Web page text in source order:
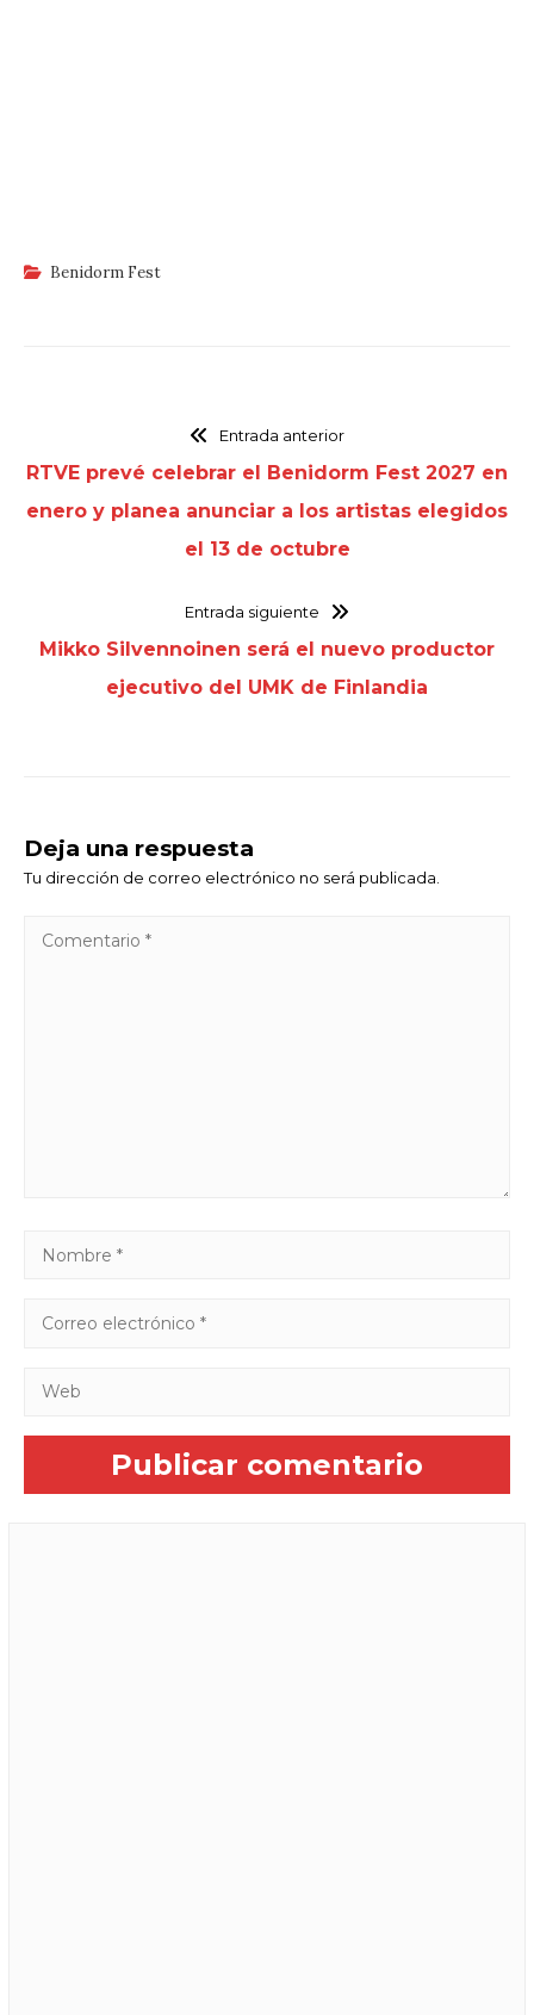
Benidorm Fest
Entrada anterior
RTVE prevé celebrar el Benidorm Fest 2027 en
enero y planea anunciar a los artistas elegidos
el 13 de octubre
Entrada siguiente
Mikko Silvennoinen será el nuevo productor
ejecutivo del UMK de Finlandia
Deja una respuesta
Tu dirección de correo electrónico no será publicada.